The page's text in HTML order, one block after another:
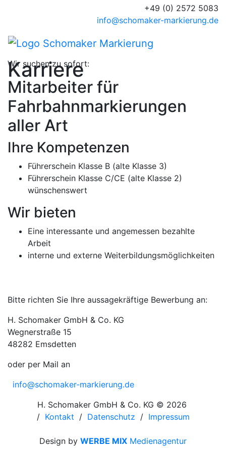
+49 (0) 2572 5083
info@schomaker-markierung.de
Karriere
Wir suchen zu sofort:
Mitarbeiter für
Fahrbahnmarkierungen
aller Art
Ihre Kompetenzen
Führerschein Klasse B (alte Klasse 3)
Führerschein Klasse C/CE (alte Klasse 2)
wünschenswert
Wir bieten
Eine interessante und angemessen bezahlte
Arbeit
interne und externe Weiterbildungsmöglichkeiten
Bitte richten Sie Ihre aussagekräftige Bewerbung an:
H. Schomaker GmbH & Co. KG
Wegnerstraße 15
48282 Emsdetten
oder per Mail an
info@schomaker-markierung.de
H. Schomaker GmbH & Co. KG © 2026
/ Kontakt / Datenschutz / Impressum
Design by WERBE MIX Medienagentur